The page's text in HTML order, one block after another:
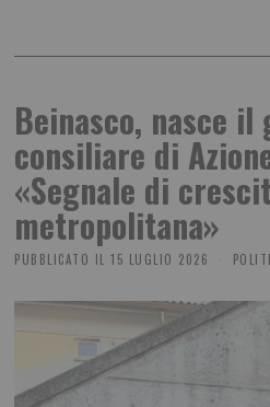
Beinasco, nasce il
consiliare di
«Segnale di
metropolitana»
PUBBLICATO IL 15 LUGLIO 2026